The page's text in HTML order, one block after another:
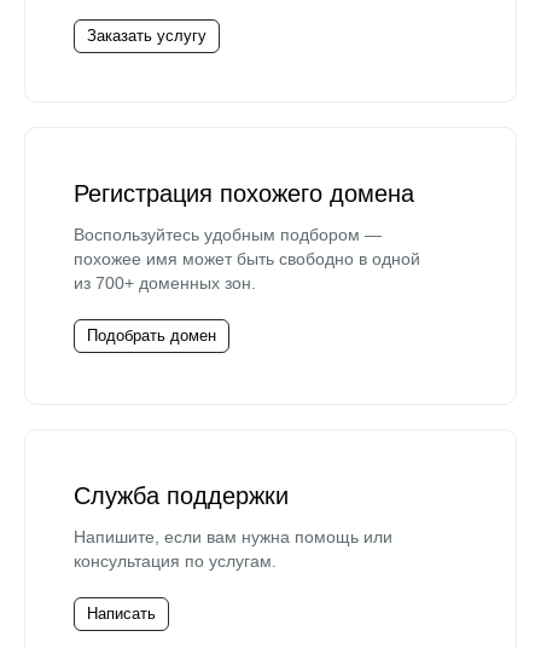
Заказать услугу
Регистрация похожего домена
Воспользуйтесь удобным подбором —
похожее имя может быть свободно в одной
из 700+ доменных зон.
Подобрать домен
Служба поддержки
Напишите, если вам нужна помощь или
консультация по услугам.
Написать